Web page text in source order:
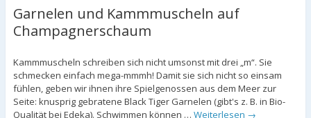
Garnelen und Kammmuscheln auf
Champagnerschaum
Kammmuscheln schreiben sich nicht umsonst mit drei „m“. Sie
schmecken einfach mega-mmmh! Damit sie sich nicht so einsam
fühlen, geben wir ihnen ihre Spielgenossen aus dem Meer zur
Seite: knusprig gebratene Black Tiger Garnelen (gibt's z. B. in Bio-
Qualität bei Edeka). Schwimmen können … Weiterlesen →